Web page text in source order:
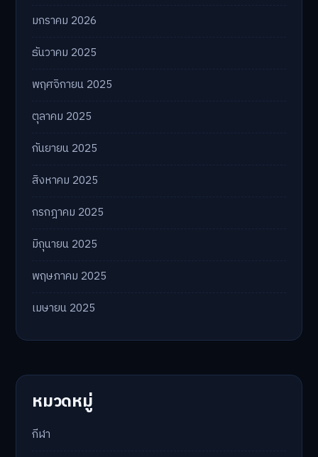
มกราคม 2026
ธันวาคม 2025
พฤศจิกายน 2025
ตุลาคม 2025
กันยายน 2025
สิงหาคม 2025
กรกฎาคม 2025
มิถุนายน 2025
พฤษภาคม 2025
เมษายน 2025
หมวดหมู่
กีฬา